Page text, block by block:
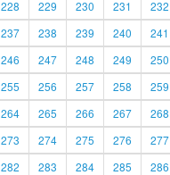
228 229 230 231 232
237 238 239 240 241
246 247 248 249 250
255 256 257 258 259
264 265 266 267 268
273 274 275 276 277
282 283 284 285 286